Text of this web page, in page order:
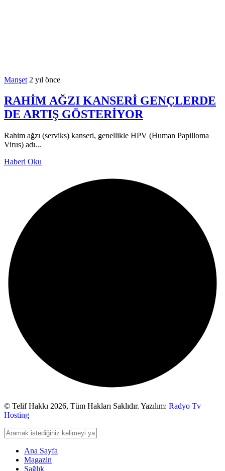
Manşet 2 yıl önce
RAHİM AĞZI KANSERİ GENÇLERDE
DE ARTIŞ GÖSTERİYOR
Rahim ağzı (serviks) kanseri, genellikle HPV (Human Papilloma
Virus) adı...
Haberi Oku
© Telif Hakkı 2026, Tüm Hakları Saklıdır. Yazılım: Radyo Tv
Hosting
Ana Sayfa
Magazin
Sağlık